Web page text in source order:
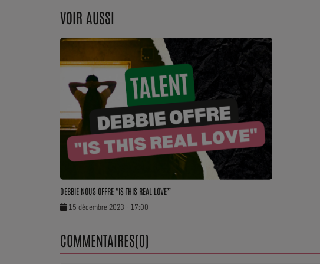
Dossier de PresseVOIR AUSSI
DEBBIE NOUS OFFRE "IS THIS REAL LOVE”
15 décembre 2023 - 17:00
COMMENTAIRES(0)